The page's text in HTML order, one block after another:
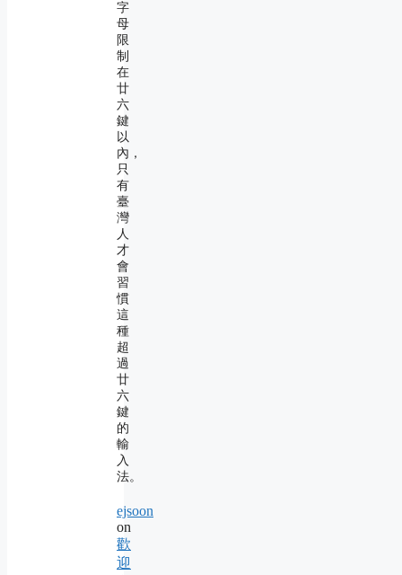
字
母
限
制
在
廿
六
鍵
以
內，
只
有
臺
灣
人
才
會
習
慣
這
種
超
過
廿
六
鍵
的
輸
入
法。
ejsoon
on
歡
迎